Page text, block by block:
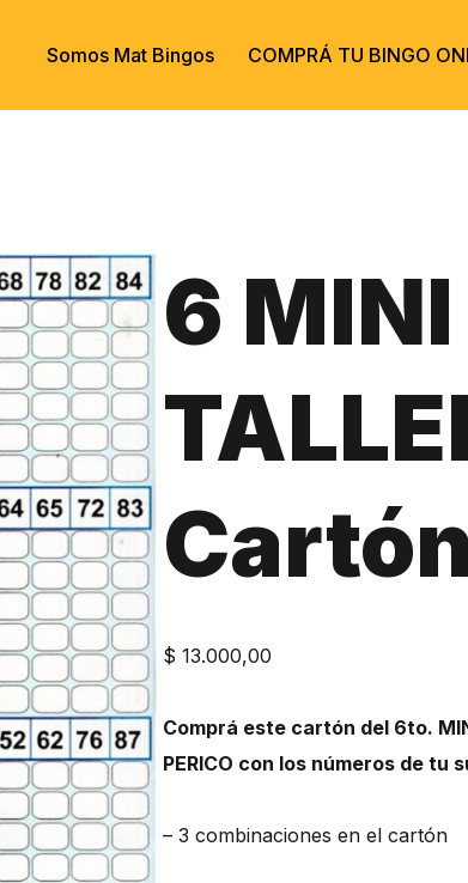
Somos Mat Bingos COMPRÁ TU BINGO
6
$ 13.000,00
Comprá este cartón del 6to.
PERICO con los números de tu
– 3 combinaciones en el cartón